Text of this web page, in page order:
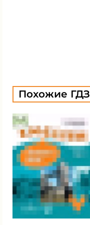
Похожие ГДЗ